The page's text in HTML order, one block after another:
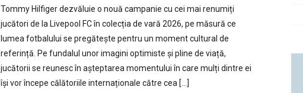
Tommy Hilfiger dezvăluie o nouă campanie cu cei mai renumiți
jucători de la Livepool FC în colecția de vară 2026, pe măsură ce
lumea fotbalului se pregătește pentru un moment cultural de
referință. Pe fundalul unor imagini optimiste și pline de viață,
jucătorii se reunesc în așteptarea momentului în care mulți dintre ei
își vor începe călătoriile internaționale către cea […]